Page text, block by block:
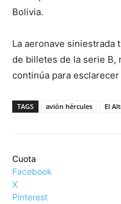
Bolivia.
La aeronave siniestrada
de billetes de la serie B,
continúa para
TAGS avión hércules El
Cuota
Facebook
X
Pinterest